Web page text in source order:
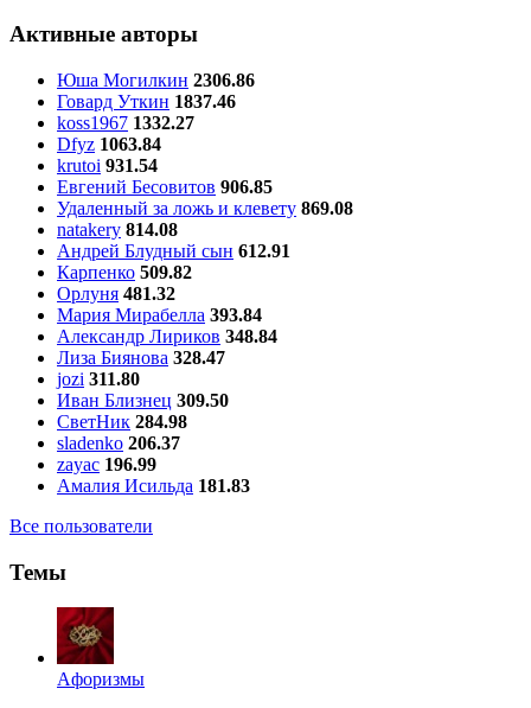
Активные авторы
Юша Могилкин 2306.86
Говард Уткин 1837.46
koss1967 1332.27
Dfyz 1063.84
krutoi 931.54
Евгений Бесовитов 906.85
Удаленный за ложь и клевету 869.08
natakery 814.08
Андрей Блудный сын 612.91
Карпенко 509.82
Орлуня 481.32
Мария Мирабелла 393.84
Александр Лириков 348.84
Лиза Биянова 328.47
jozi 311.80
Иван Близнец 309.50
СветНик 284.98
sladenko 206.37
zayac 196.99
Амалия Исильда 181.83
Все пользователи
Темы
Aфоризмы